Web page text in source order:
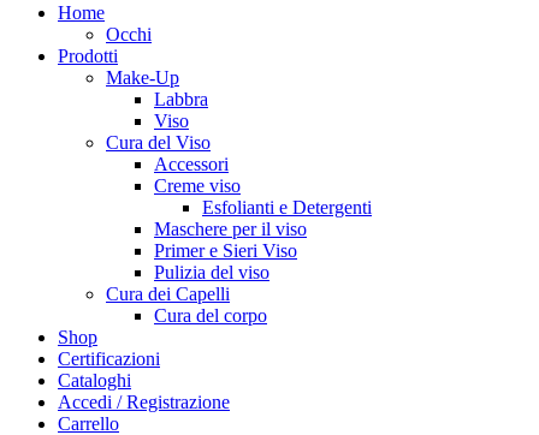
Home
Occhi
Prodotti
Make-Up
Labbra
Viso
Cura del Viso
Accessori
Creme viso
Esfolianti e Detergenti
Maschere per il viso
Primer e Sieri Viso
Pulizia del viso
Cura dei Capelli
Cura del corpo
Shop
Certificazioni
Cataloghi
Accedi / Registrazione
Carrello